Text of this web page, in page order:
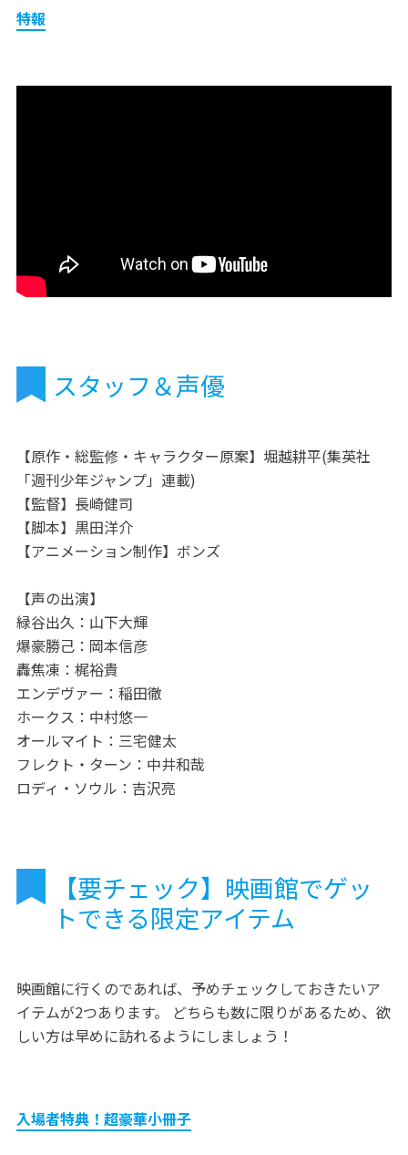
特報
スタッフ＆声優
【原作・総監修・キャラクター原案】堀越耕平(集英社
「週刊少年ジャンプ」連載)
【監督】長崎健司
【脚本】黒田洋介
【アニメーション制作】ボンズ
【声の出演】
緑谷出久：山下大輝
爆豪勝己：岡本信彦
轟焦凍：梶裕貴
エンデヴァー：稲田徹
ホークス：中村悠一
オールマイト：三宅健太
フレクト・ターン：中井和哉
ロディ・ソウル：吉沢亮
【要チェック】映画館でゲッ
トできる限定アイテム
映画館に行くのであれば、予めチェックしておきたいア
イテムが2つあります。 どちらも数に限りがあるため、欲
しい方は早めに訪れるようにしましょう！
入場者特典！超豪華小冊子